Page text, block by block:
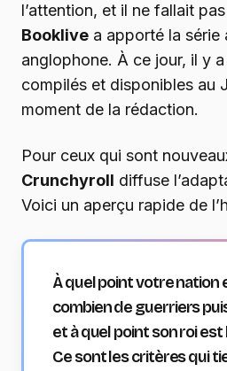
l’attention, et il ne fallait
Booklive a apporté la série
anglophone. À ce jour, il y
compilés et disponibles au
moment de la rédaction.
Pour ceux qui sont
Crunchyroll diffuse
Voici un aperçu rapide de
À quel point votre nation
combien de guerriers
et à quel point son roi
Ce sont les critères qui